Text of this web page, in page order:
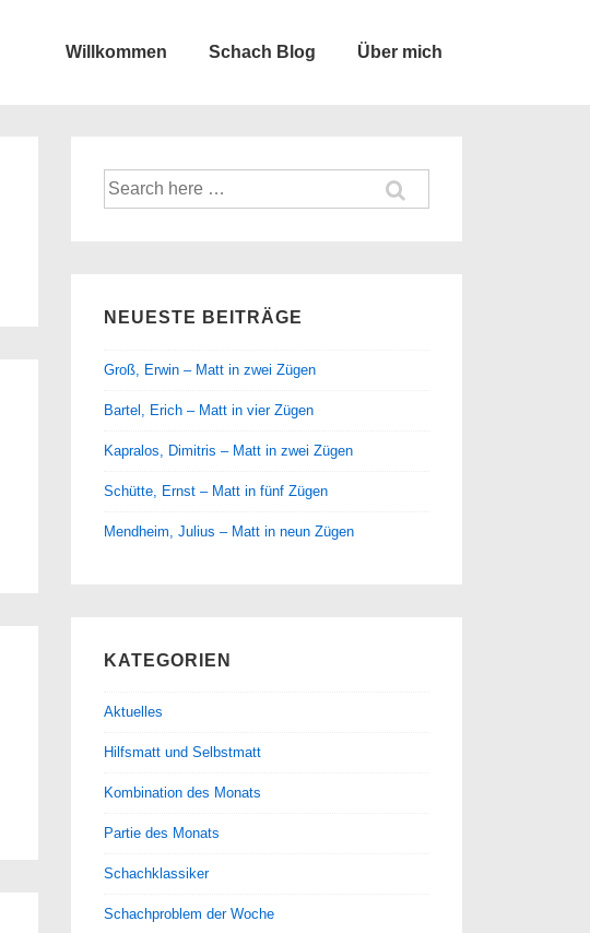
Willkommen Schach Blog Über mich
Suche
nach:
NEUESTE BEITRÄGE
Groß, Erwin – Matt in zwei Zügen
Bartel, Erich – Matt in vier Zügen
Kapralos, Dimitris – Matt in zwei Zügen
Schütte, Ernst – Matt in fünf Zügen
Mendheim, Julius – Matt in neun Zügen
KATEGORIEN
Aktuelles
Hilfsmatt und Selbstmatt
Kombination des Monats
Partie des Monats
Schachklassiker
Schachproblem der Woche